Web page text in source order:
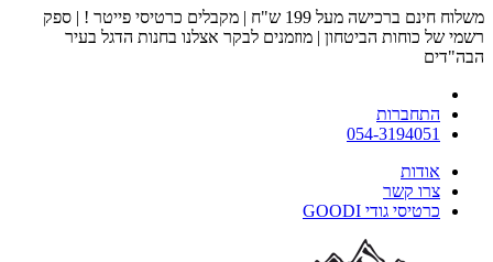
משלוח חינם ברכישה מעל 199 ש"ח | מקבלים כרטיסי פייטר ! | ספק
רשמי של כוחות הביטחון | מוזמנים לבקר אצלנו בחנות הדגל בעיר
הבה"דים
התחברות
054-3194051
אודות
צרו קשר
כרטיסי גודי GOODI